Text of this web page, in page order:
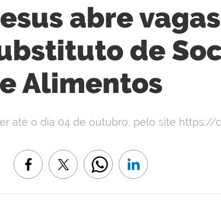
abre
de
e Alimentos
até o dia 04 de outubro, pelo site https://